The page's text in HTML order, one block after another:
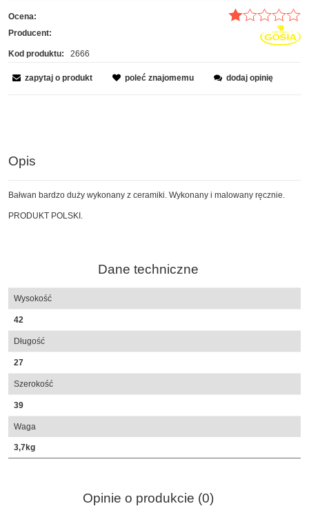
Ocena:
Producent:
Kod produktu: 2666
zapytaj o produkt poleć znajomemu dodaj opinię
Opis
Bałwan bardzo duży wykonany z ceramiki. Wykonany i malowany ręcznie.
PRODUKT POLSKI.
Dane techniczne
Wysokość
42
Długość
27
Szerokość
39
Waga
3,7kg
Opinie o produkcie (0)